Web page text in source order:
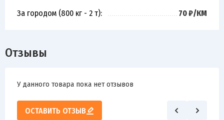
За городом (800 кг - 2 т): 70 ₽/КМ
Отзывы
У данного товара пока нет отзывов
ОСТАВИТЬ ОТЗЫВ